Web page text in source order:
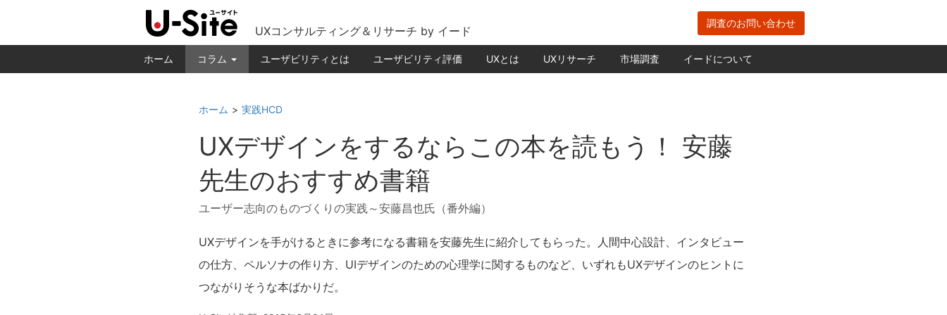
UXコンサルティング＆リサーチ by イード
調査のお問い合わせ
ホーム コラム ユーザビリティとは ユーザビリティ評価 UXとは UXリサーチ 市場調査 イードについて
ホーム 実践HCD
UXデザインをするならこの本を読もう！ 安藤
先生のおすすめ書籍
ユーザー志向のものづくりの実践～安藤昌也氏（番外編）
UXデザインを手がけるときに参考になる書籍を安藤先生に紹介してもらった。人間中心設計、インタビュー
の仕方、ペルソナの作り方、UIデザインのための心理学に関するものなど、いずれもUXデザインのヒントに
つながりそうな本ばかりだ。